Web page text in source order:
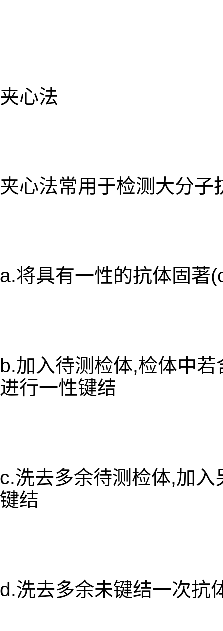
夹心法
夹心法常用于检测大分子
a.将具有一性的抗体固著
b.加入待测检体,检体中
进行一性键结
c.洗去多余待测检体,加
键结
d.洗去多余未键结一次抗